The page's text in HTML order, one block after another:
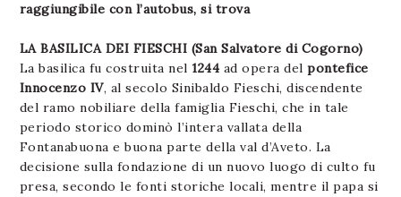
raggiungibile con l’autobus, si trova
LA BASILICA DEI FIESCHI (San Salvatore di Cogorno)
La basilica fu costruita nel 1244 ad opera delpontefice
Innocenzo IV, al secolo Sinibaldo Fieschi, discendente
del ramo nobiliare della famiglia Fieschi, che in tale
periodo storico dominò l’intera vallata della
Fontanabuona e buona parte della val d’Aveto. La
decisione sulla fondazione di un nuovo luogo di culto fu
presa, secondo le fonti storiche locali, mentre il papa si